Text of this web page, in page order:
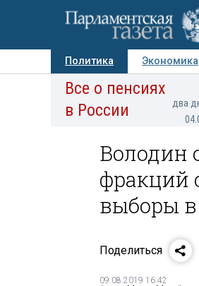
Политика Экономика
Авторы Персоны
Все о пенсиях
в России
два
Володин
фракций
выборы
Поделиться
09.08.2019 16:42